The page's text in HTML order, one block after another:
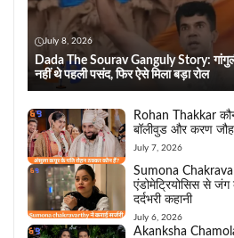
July 8, 2026
Dada The Sourav Ganguly Story: गांगुली
नहीं थे पहली पसंद, फिर ऐसे मिला बड़ा रोल
Rohan Thakkar
बॉलीवुड और करण
July 7, 2026
Sumona
एंडोमेट्रियोसिस से जंग
दर्दभरी कहानी
July 6, 2026
Akanksha